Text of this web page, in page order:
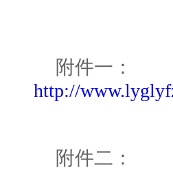
附件一：
http://
附件二：